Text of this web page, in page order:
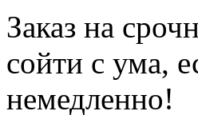
Заказ на
сойти с ума,
немедленно!